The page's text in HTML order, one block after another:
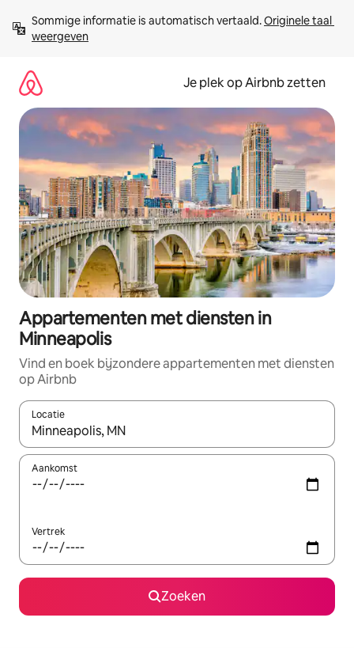
direct
naar
Sommige informatie is automatisch vertaald. Originele taal
weergeven
Je plek op Airbnb zetten
Appartementen met diensten in
Minneapolis
Vind en boek bijzondere appartementen met diensten
op Airbnb
Locatie
Wanneer er resultaten beschikbaar zijn, maak je een keuze
Aankomst
Vertrek
Zoeken